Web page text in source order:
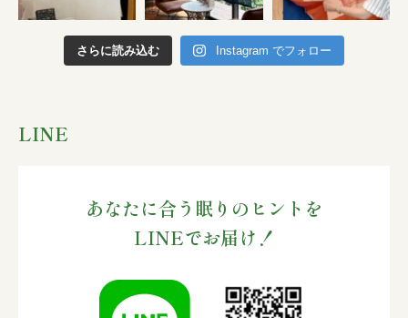
さらに読み込む Instagram でフォロー
LINE
あなたに合う眠りのヒントを
LINEでお届け！